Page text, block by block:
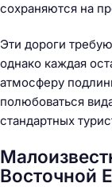
сохраняются на
Эти дороги
однако каждая
атмосферу
полюбоваться
стандартных
Восточной